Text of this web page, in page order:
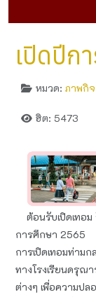
เปิดปีก
หมวด: ภาพกิ
ฮิต: 5473
ต้อนรับเปิดเทอม
การศึกษา 2565
การเปิดเทอมท่าม
ทางโรงเรียนดรุณ
ต่างๆ เพื่อความปล